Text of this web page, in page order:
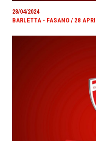
28/04/2024
BARLETTA - FASANO / 28